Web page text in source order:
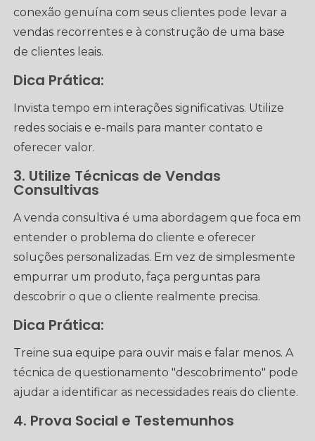
conexão genuína com seus clientes pode levar a
vendas recorrentes e à construção de uma base
de clientes leais.
Dica Prática:
Invista tempo em interações significativas. Utilize
redes sociais e e-mails para manter contato e
oferecer valor.
3. Utilize Técnicas de Vendas
Consultivas
A venda consultiva é uma abordagem que foca em
entender o problema do cliente e oferecer
soluções personalizadas. Em vez de simplesmente
empurrar um produto, faça perguntas para
descobrir o que o cliente realmente precisa.
Dica Prática:
Treine sua equipe para ouvir mais e falar menos. A
técnica de questionamento "descobrimento" pode
ajudar a identificar as necessidades reais do cliente.
4. Prova Social e Testemunhos